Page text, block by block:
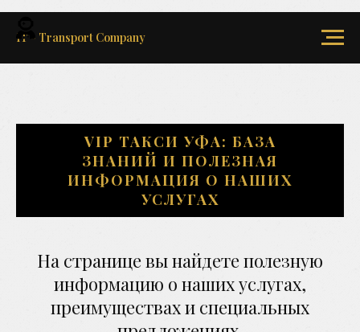
IT - Transport Company
VIP ТАКСИ УФА: БАЗА
ЗНАНИЙ И ПОЛЕЗНАЯ
ИНФОРМАЦИЯ О НАШИХ
УСЛУГАХ
На странице вы найдете полезную
информацию о наших услугах,
преимуществах и специальных